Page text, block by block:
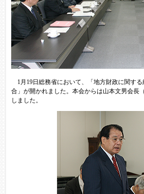
1月19日総務省において、「地方財政に関す
合」が開かれました。本会からは山本文男会長
しました。